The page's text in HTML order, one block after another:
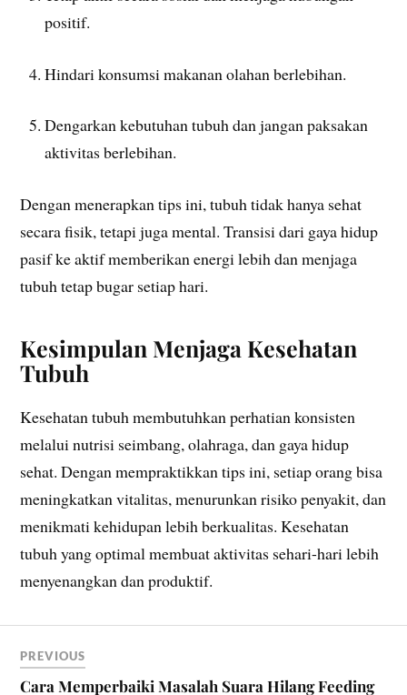
positif.
Hindari konsumsi makanan olahan berlebihan.
Dengarkan kebutuhan tubuh dan jangan paksakan
aktivitas berlebihan.
Dengan menerapkan tips ini, tubuh tidak hanya sehat
secara fisik, tetapi juga mental. Transisi dari gaya hidup
pasif ke aktif memberikan energi lebih dan menjaga
tubuh tetap bugar setiap hari.
Kesimpulan Menjaga Kesehatan
Tubuh
Kesehatan tubuh membutuhkan perhatian konsisten
melalui nutrisi seimbang, olahraga, dan gaya hidup
sehat. Dengan mempraktikkan tips ini, setiap orang bisa
meningkatkan vitalitas, menurunkan risiko penyakit, dan
menikmati kehidupan lebih berkualitas. Kesehatan
tubuh yang optimal membuat aktivitas sehari-hari lebih
menyenangkan dan produktif.
PREVIOUS
Cara Memperbaiki Masalah Suara Hilang Feeding